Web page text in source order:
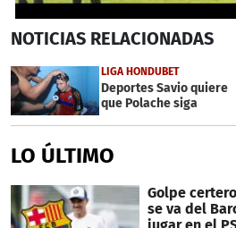
seconds
2
minutes,
10
seconds
NOTICIAS RELACIONADAS
LIGA HONDUBET
Deportes Savio quiere
que Polache siga
LO ÚLTIMO
Golpe
se va del
jugar en el